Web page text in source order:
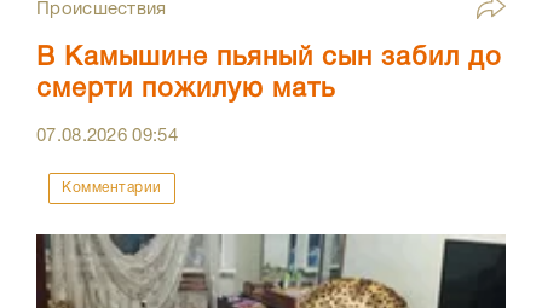
Происшествия
В Камышине пьяный сын забил до
смерти пожилую мать
07.08.202609:54
Комментарии